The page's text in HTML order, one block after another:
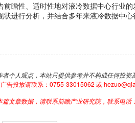
前瞻性、适时性地对液冷数据中心行业
状进行分析，并结合多年来液冷数据中
个人观点，本站只提供参考并不构成任何投
告投放请联系：0755-33015062 或
文章数据，请联系前瞻产业研究院，联系电话